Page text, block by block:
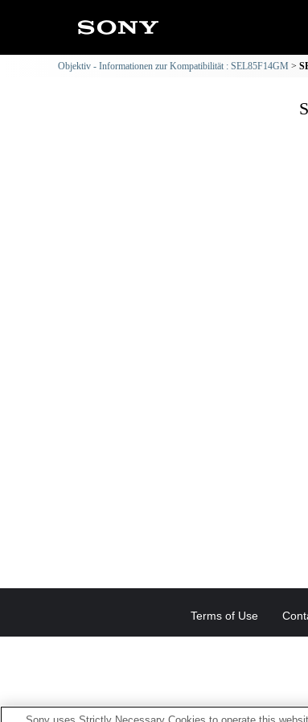
Objektiv - Informationen zur Kompatibilität : SEL85F14GM
Terms of Use